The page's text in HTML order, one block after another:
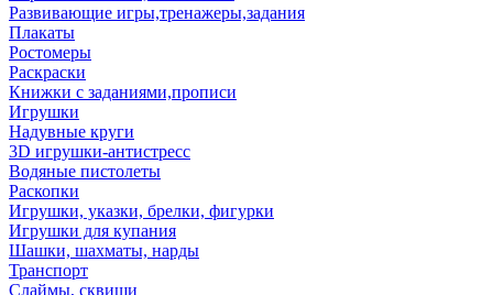
Развивающие игры,тренажеры,задания
Плакаты
Ростомеры
Раскраски
Книжки с заданиями,прописи
Игрушки
Надувные круги
3D игрушки-антистресс
Водяные пистолеты
Раскопки
Игрушки, указки, брелки, фигурки
Игрушки для купания
Шашки, шахматы, нарды
Транспорт
Слаймы, сквиши